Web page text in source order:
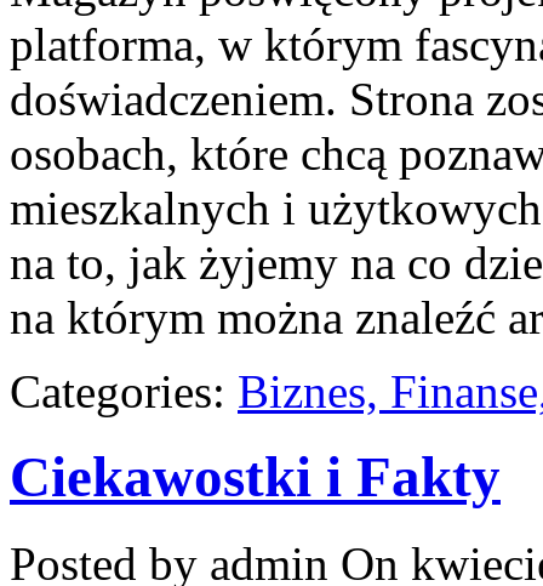
platforma, w którym
doświadczeniem. Strona
osobach, które chcą
mieszkalnych i
na to, jak żyjemy na co
na którym można znaleźć
Categories: Biznes,
Ciekawostki i Fakty
Posted by admin On